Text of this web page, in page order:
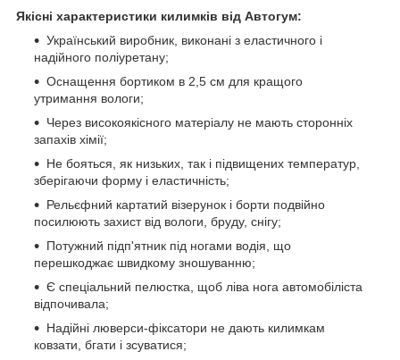
Якісні характеристики килимків від Автогум:
Український виробник, виконані з еластичного і
надійного поліуретану;
Оснащення бортиком в 2,5 см для кращого
утримання вологи;
Через високоякісного матеріалу не мають сторонніх
запахів хімії;
Не бояться, як низьких, так і підвищених температур,
зберігаючи форму і еластичність;
Рельєфний картатий візерунок і борти подвійно
посилюють захист від вологи, бруду, снігу;
Потужний підп'ятник під ногами водія, що
перешкоджає швидкому зношуванню;
Є спеціальний пелюстка, щоб ліва нога автомобіліста
відпочивала;
Надійні люверси-фіксатори не дають килимкам
ковзати, бгати і зсуватися;